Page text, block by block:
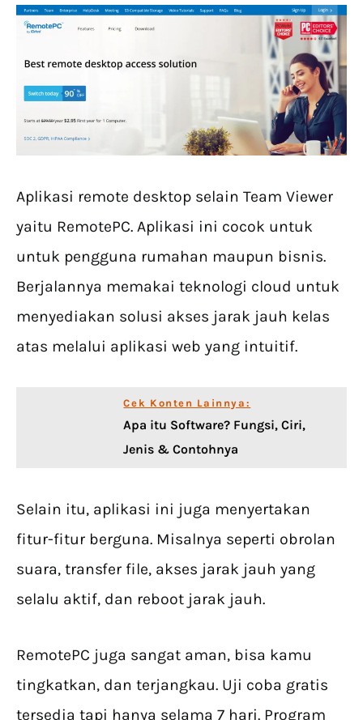
Aplikasi remote desktop selain Team Viewer
yaitu RemotePC. Aplikasi ini cocok untuk
untuk pengguna rumahan maupun bisnis.
Berjalannya memakai teknologi cloud untuk
menyediakan solusi akses jarak jauh kelas
atas melalui aplikasi web yang intuitif.
Cek Konten Lainnya:
Apa itu Software? Fungsi, Ciri,
Jenis & Contohnya
Selain itu, aplikasi ini juga menyertakan
fitur-fitur berguna. Misalnya seperti obrolan
suara, transfer file, akses jarak jauh yang
selalu aktif, dan reboot jarak jauh.
RemotePC juga sangat aman, bisa kamu
tingkatkan, dan terjangkau. Uji coba gratis
tersedia tapi hanya selama 7 hari. Program